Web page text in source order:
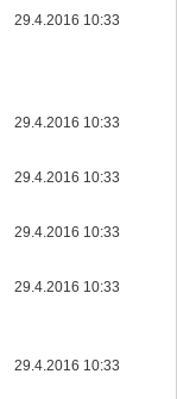
29.4.2016 10:33
29.4.2016 10:33
29.4.2016 10:33
29.4.2016 10:33
29.4.2016 10:33
29.4.2016 10:33